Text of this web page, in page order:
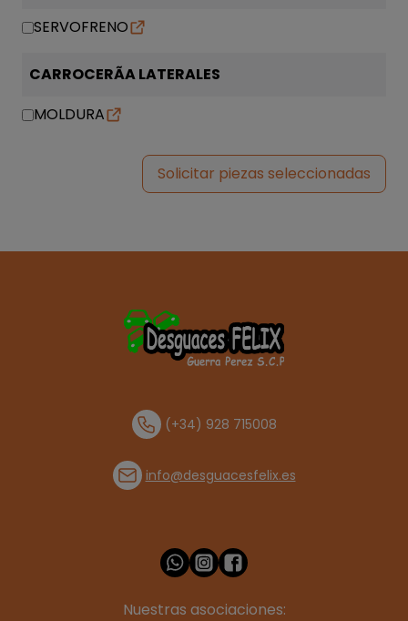
SERVOFRENO
CARROCERÃA LATERALES
MOLDURA
Solicitar piezas seleccionadas
(+34) 928 715008
info@desguacesfelix.es
Nuestras asociaciones: